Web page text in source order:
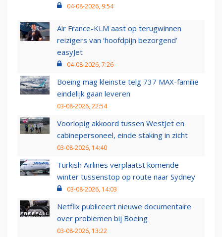
04-08-2026, 9:54
Air France-KLM aast op terugwinnen
reizigers van ‘hoofdpijn bezorgend’
easyJet
04-08-2026, 7:26
Boeing mag kleinste telg 737 MAX-familie
eindelijk gaan leveren
03-08-2026, 22:54
Voorlopig akkoord tussen WestJet en
cabinepersoneel, einde staking in zicht
03-08-2026, 14:40
Turkish Airlines verplaatst komende
winter tussenstop op route naar Sydney
03-08-2026, 14:03
Netflix publiceert nieuwe documentaire
over problemen bij Boeing
03-08-2026, 13:22